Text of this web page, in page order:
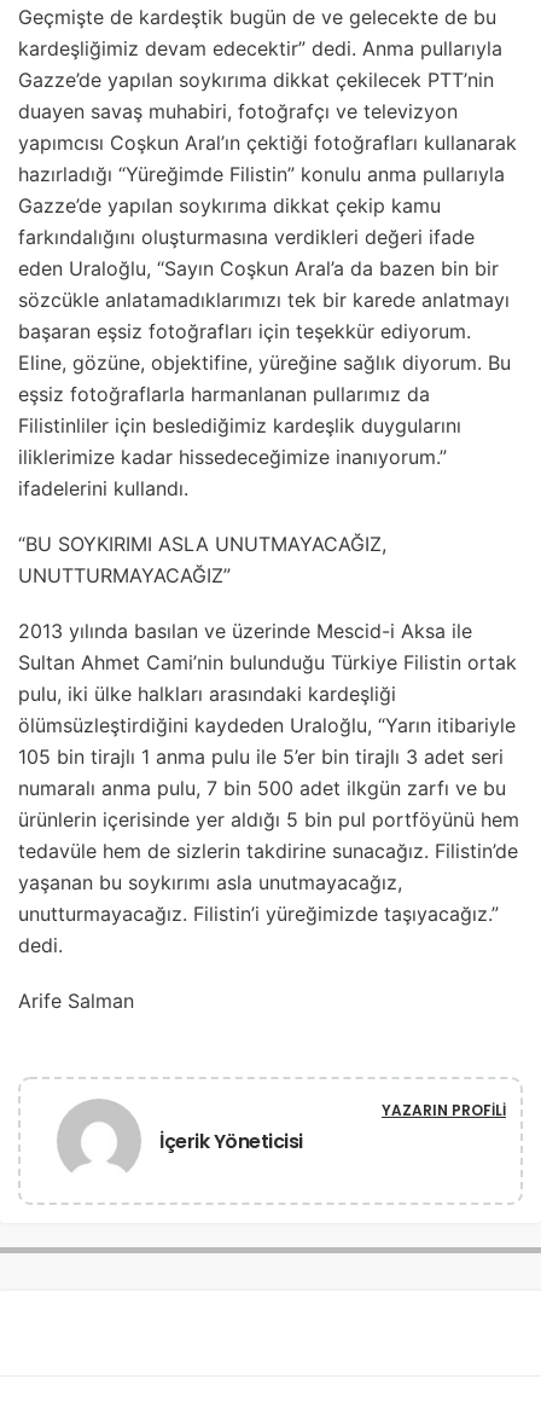
Geçmişte de kardeştik bugün de ve gelecekte de bu
kardeşliğimiz devam edecektir” dedi. Anma pullarıyla
Gazze’de yapılan soykırıma dikkat çekilecek PTT’nin
duayen savaş muhabiri, fotoğrafçı ve televizyon
yapımcısı Coşkun Aral’ın çektiği fotoğrafları kullanarak
hazırladığı “Yüreğimde Filistin” konulu anma pullarıyla
Gazze’de yapılan soykırıma dikkat çekip kamu
farkındalığını oluşturmasına verdikleri değeri ifade
eden Uraloğlu, “Sayın Coşkun Aral’a da bazen bin bir
sözcükle anlatamadıklarımızı tek bir karede anlatmayı
başaran eşsiz fotoğrafları için teşekkür ediyorum.
Eline, gözüne, objektifine, yüreğine sağlık diyorum. Bu
eşsiz fotoğraflarla harmanlanan pullarımız da
Filistinliler için beslediğimiz kardeşlik duygularını
iliklerimize kadar hissedeceğimize inanıyorum.”
ifadelerini kullandı.
“BU SOYKIRIMI ASLA UNUTMAYACAĞIZ,
UNUTTURMAYACAĞIZ”
2013 yılında basılan ve üzerinde Mescid-i Aksa ile
Sultan Ahmet Cami’nin bulunduğu Türkiye Filistin ortak
pulu, iki ülke halkları arasındaki kardeşliği
ölümsüzleştirdiğini kaydeden Uraloğlu, “Yarın itibariyle
105 bin tirajlı 1 anma pulu ile 5’er bin tirajlı 3 adet seri
numaralı anma pulu, 7 bin 500 adet ilkgün zarfı ve bu
ürünlerin içerisinde yer aldığı 5 bin pul portföyünü hem
tedavüle hem de sizlerin takdirine sunacağız. Filistin’de
yaşanan bu soykırımı asla unutmayacağız,
unutturmayacağız. Filistin’i yüreğimizde taşıyacağız.”
dedi.
Arife Salman
İçerik Yöneticisi
YAZARIN PROFILI